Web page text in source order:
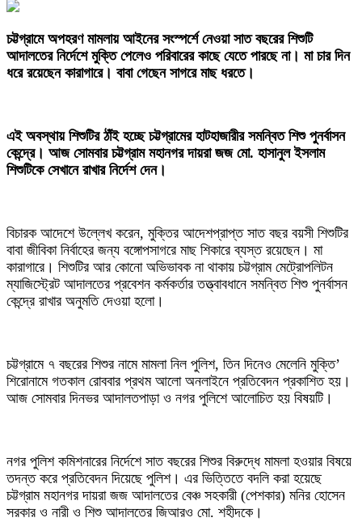
‎চট্টগ্রামে অপহরণ মামলায় আইনের সংস্পর্শে নেওয়া সাত বছরের শিশুটি
আদালতের নির্দেশে মুক্তি পেলেও পরিবারের কাছে যেতে পারছে না। মা চার দিন
ধরে রয়েছেন কারাগারে। বাবা গেছেন সাগরে মাছ ধরতে।
এই অবস্থায় শিশুটির ঠাঁই হচ্ছে চট্টগ্রামের হাটহাজারীর সমন্বিত শিশু পুনর্বাসন
কেন্দ্রে। আজ সোমবার চট্টগ্রাম মহানগর দায়রা জজ মো. হাসানুল ইসলাম
শিশুটিকে সেখানে রাখার নির্দেশ দেন।
‎বিচারক আদেশে উল্লেখ করেন, মুক্তির আদেশপ্রাপ্ত সাত বছর বয়সী শিশুটির
বাবা জীবিকা নির্বাহের জন্য বঙ্গোপসাগরে মাছ শিকারে ব্যস্ত রয়েছেন। মা
কারাগারে। শিশুটির আর কোনো অভিভাবক না থাকায় চট্টগ্রাম মেট্রোপলিটন
ম্যাজিস্ট্রেট আদালতের প্রবেশন কর্মকর্তার তত্ত্বাবধানে সমন্বিত শিশু পুনর্বাসন
কেন্দ্রে রাখার অনুমতি দেওয়া হলো।
‎চট্টগ্রামে ৭ বছরের শিশুর নামে মামলা নিল পুলিশ, তিন দিনেও মেলেনি মুক্তি’
শিরোনামে গতকাল রোববার প্রথম আলো অনলাইনে প্রতিবেদন প্রকাশিত হয়।
আজ সোমবার দিনভর আদালতপাড়া ও নগর পুলিশে আলোচিত হয় বিষয়টি।
‎নগর পুলিশ কমিশনারের নির্দেশে সাত বছরের শিশুর বিরুদ্ধে মামলা হওয়ার বিষয়ে
তদন্ত করে প্রতিবেদন দিয়েছে পুলিশ। এর ভিত্তিতে বদলি করা হয়েছে
চট্টগ্রাম মহানগর দায়রা জজ আদালতের বেঞ্চ সহকারী (পেশকার) মনির হোসেন
সরকার ও নারী ও শিশু আদালতের জিআরও মো. শহীদকে।